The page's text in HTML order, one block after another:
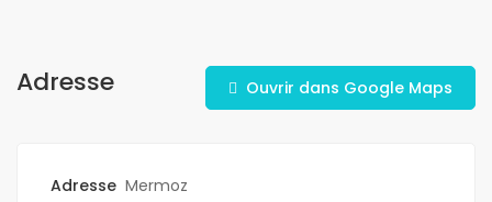
Adresse Ouvrir dans Google Maps
Adresse Mermoz